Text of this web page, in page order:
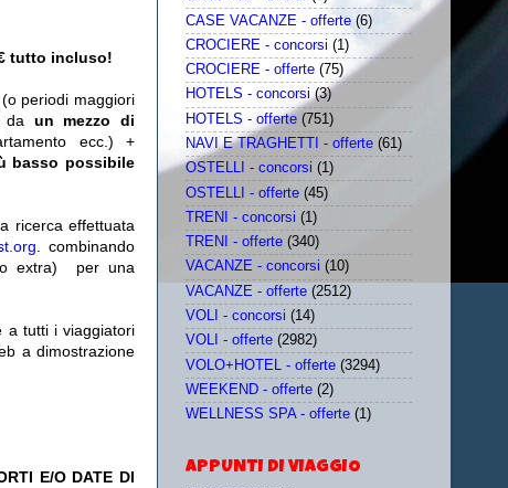
tutto incluso!
(o periodi maggiori
da un mezzo di
ecc.) +
basso possibile
ricerca effettuata
. combinando
extra)
per una
a tutti i viaggiatori
a dimostrazione
E/O DATE DI
CASE VACANZE - offerte (6)
CROCIERE - concorsi (1)
CROCIERE - offerte (75)
HOTELS - concorsi (3)
HOTELS - offerte (751)
NAVI E TRAGHETTI - offerte (61)
OSTELLI - concorsi (1)
OSTELLI - offerte (45)
TRENI - concorsi (1)
TRENI - offerte (340)
VACANZE - concorsi (10)
VACANZE - offerte (2512)
VOLI - concorsi (14)
VOLI - offerte (2982)
VOLO+HOTEL - offerte (3294)
WEEKEND - offerte (2)
WELLNESS SPA - offerte (1)
APPUNTI DI VIAGGIO